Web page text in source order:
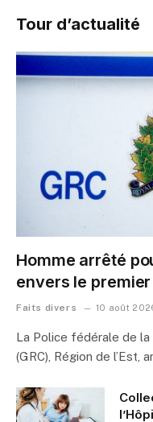
Tour d’actualité
Homme arrêté
envers le
Faits divers 10 août
La Police fédérale de la
(GRC), Région de l’Est,